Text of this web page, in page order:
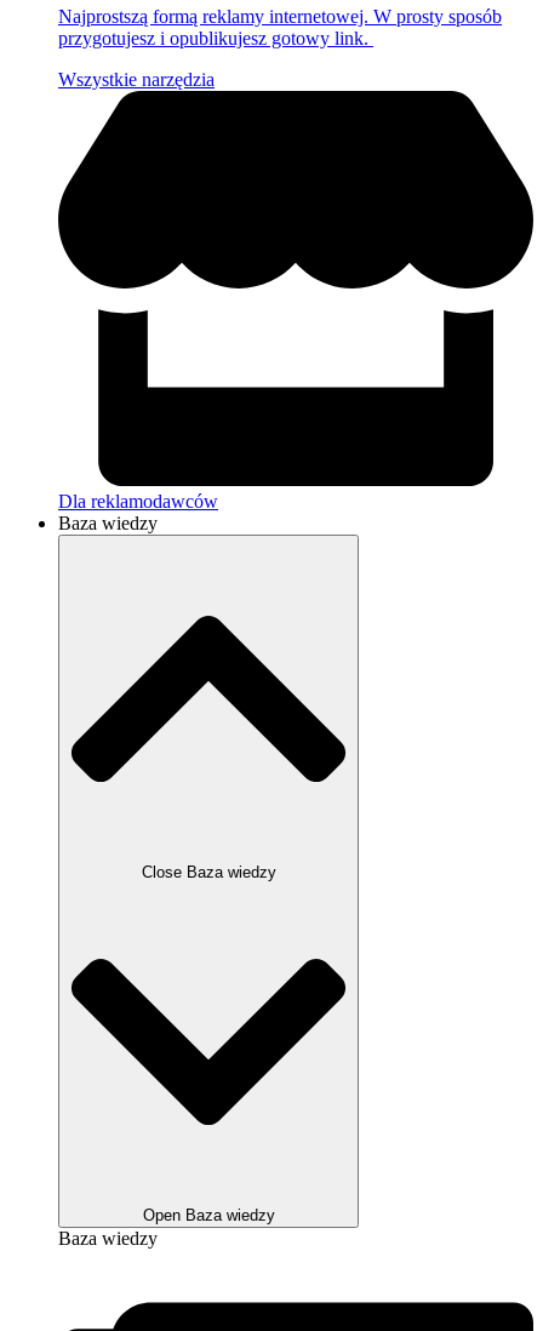
Najprostszą formą reklamy internetowej. W prosty sposób
przygotujesz i opublikujesz gotowy link.
Wszystkie narzędzia
Dla reklamodawców
Baza wiedzy
Close Baza wiedzy
Open Baza wiedzy
Baza wiedzy